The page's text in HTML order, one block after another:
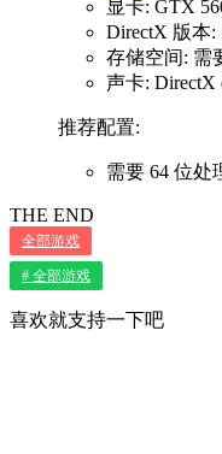
显卡: GTX
DirectX 版本:
存储空间: 需
声卡: DirectX
推荐配置:
需要 64 位处
THE END
全部游戏
# 全部游戏
喜欢就支持一下吧